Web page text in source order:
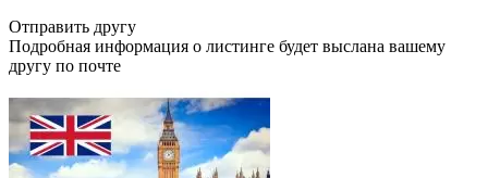
Отправить другу
Подробная информация о листинге будет выслана вашему
другу по почте